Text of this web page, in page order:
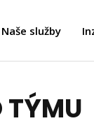
Naše služby
TÝMU